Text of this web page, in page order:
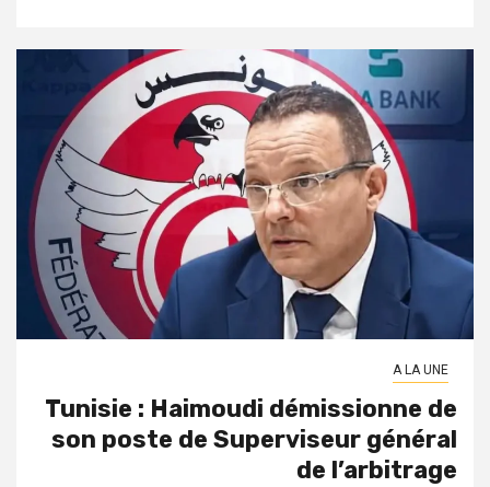
A LA UNE
Tunisie : Haimoudi démissionne de
son poste de Superviseur général
de l’arbitrage